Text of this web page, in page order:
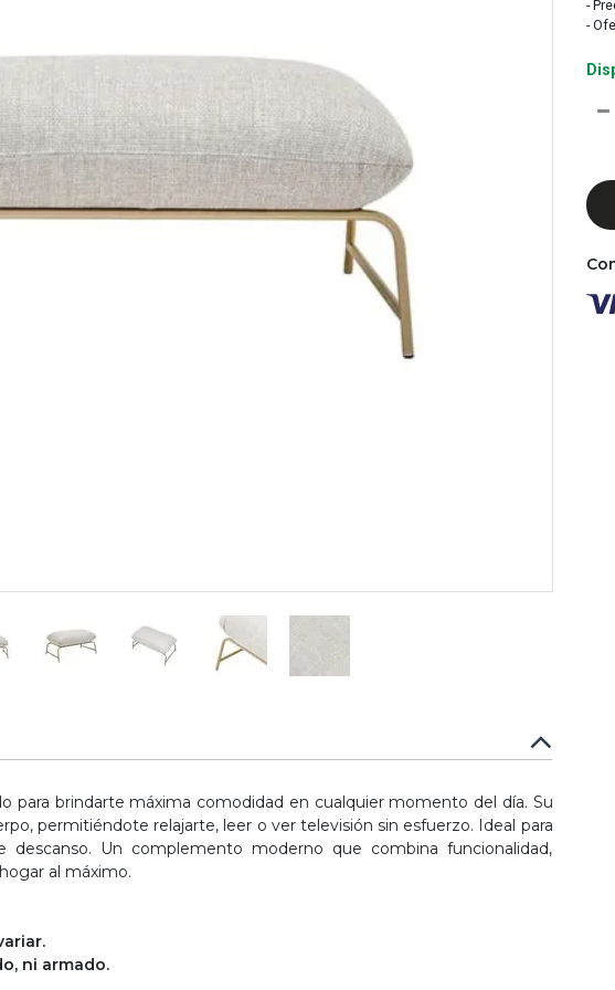
-
-
para brindarte máxima comodidad en cualquier momento del día. Su
permitiéndote relajarte, leer o ver televisión sin esfuerzo. Ideal para
descanso. Un complemento moderno que combina funcionalidad,
al máximo.
ni armado.